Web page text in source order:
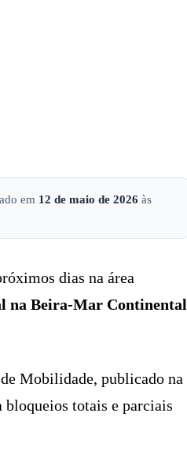
em 12 de maio de 2026 às
dias na área
na Beira-Mar Continental
Mobilidade, publicado na
bloqueios totais e parciais